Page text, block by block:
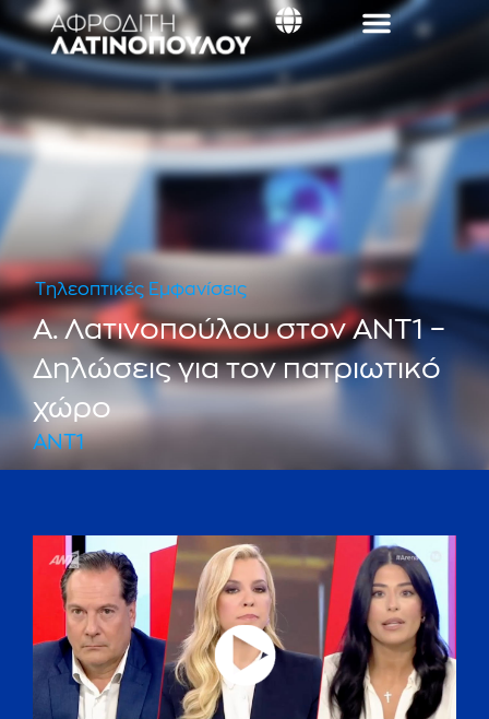
Τηλεοπτικές Εμφανίσεις
Α. Λατινοπούλου στον ΑNT1 –
Δηλώσεις για τον πατριωτικό
χώρο
ANT1